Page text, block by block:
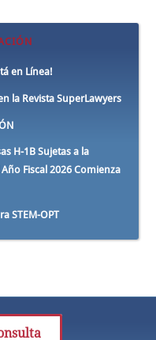
en Línea!
la Revista SuperLawyers
H-1B Sujetas a la
Fiscal 2026 Comienza
STEM-OPT